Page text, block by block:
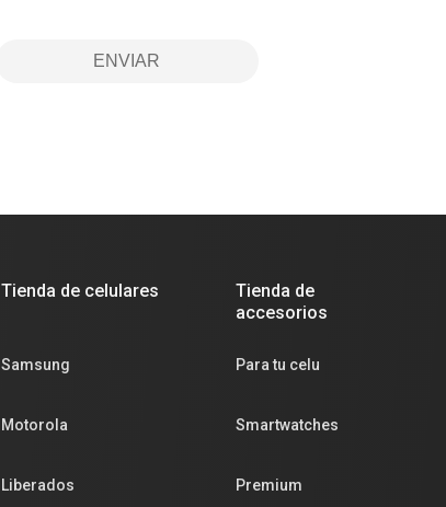
ENVIAR
Tienda de celulares
Samsung
Motorola
Liberados
Tienda de
accesorios
Para tu celu
Smartwatches
Premium